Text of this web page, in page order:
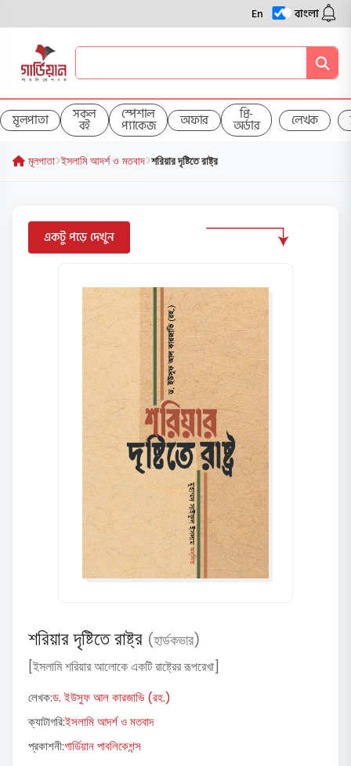
En বাংলা
মূলপাতা সকল
বই
স্পেশাল
প্যাকেজ অফার প্রি-
অর্ডার লেখক
মূলপাতা ইসলামি আদর্শ ও মতবাদ শরিয়ার দৃষ্টিতে রাষ্ট্র
একটু পড়ে দেখুন
শরিয়ার দৃষ্টিতে রাষ্ট্র (হার্ডকভার)
[ইসলামি শরিয়ার আলোকে একটি রাষ্ট্রের রূপরেখা]
লেখক:ড. ইউসুফ আল কারজাভি (রহ.)
ক্যাটাগরি:ইসলামি আদর্শ ও মতবাদ
প্রকাশনী:গার্ডিয়ান পাবলিকেশন্স